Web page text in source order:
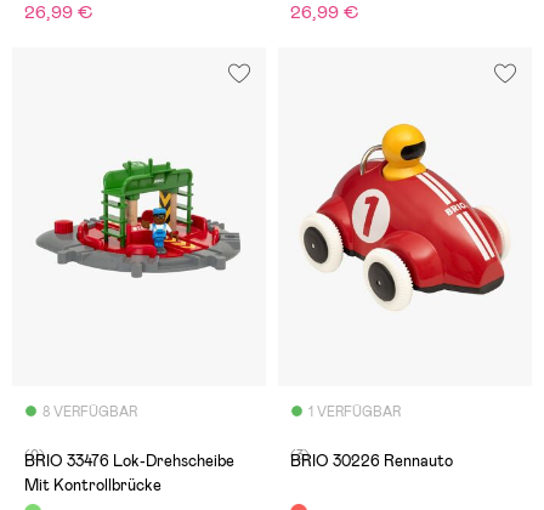
26,99 € 26,99 €
8 VERFÜGBAR
(0)
BRIO 33476 Lok-Drehscheibe
Mit Kontrollbrücke
1 VERFÜGBAR
(3)
BRIO 30226 Rennauto